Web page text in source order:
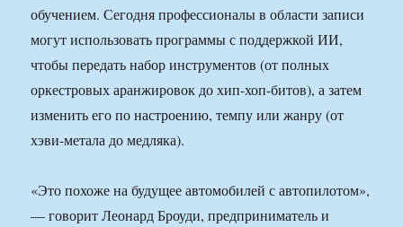
обучением. Сегодня профессионалы в области записи
могут использовать программы с поддержкой ИИ,
чтобы передать набор инструментов (от полных
оркестровых аранжировок до хип-хоп-битов), а затем
изменить его по настроению, темпу или жанру (от
хэви-метала до медляка).
«Это похоже на будущее автомобилей с автопилотом»,
— говорит Леонард Броуди, предприниматель и